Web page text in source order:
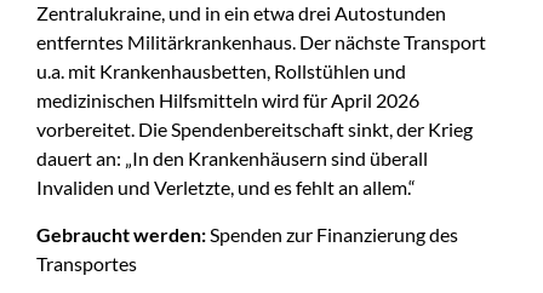
Zentralukraine, und in ein etwa drei Autostunden
entferntes Militärkrankenhaus. Der nächste Transport
u.a. mit Krankenhausbetten, Rollstühlen und
medizinischen Hilfsmitteln wird für April 2026
vorbereitet. Die Spendenbereitschaft sinkt, der Krieg
dauert an: „In den Krankenhäusern sind überall
Invaliden und Verletzte, und es fehlt an allem.“
Gebraucht werden: Spenden zur Finanzierung des
Transportes